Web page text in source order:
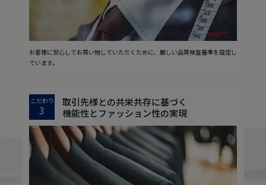
お客様に安心してお買い物していただくために、厳しい品質検査基準を設定し
ています。
こだわり
3
取引先様との共栄共存に基づく
機能性とファッション性の実現